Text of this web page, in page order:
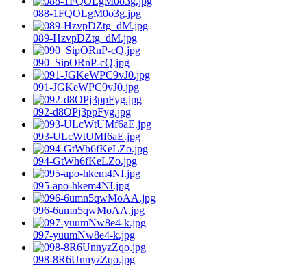
088-1FQOLgM0o3g.jpg
089-HzvpDZtg_dM.jpg
090_SipORnP-cQ.jpg
091-JGKeWPC9vJ0.jpg
092-d8OPj3ppFyg.jpg
093-ULcWtUMf6aE.jpg
094-GtWh6fKeLZo.jpg
095-apo-hkem4NI.jpg
096-6umn5qwMoAA.jpg
097-yuumNw8e4-k.jpg
098-8R6UnnyzZqo.jpg